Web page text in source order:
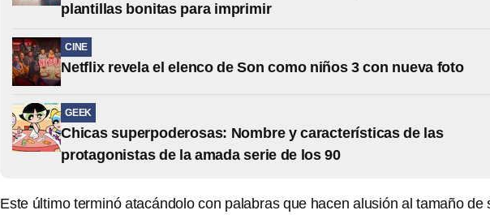
plantillas bonitas para imprimir
CINE
Netflix revela el elenco de Son como niños 3 con nueva foto
GEEK
Chicas superpoderosas: Nombre y características de las
protagonistas de la amada serie de los 90
Este último terminó atacándolo con palabras que hacen alusión al tamaño de